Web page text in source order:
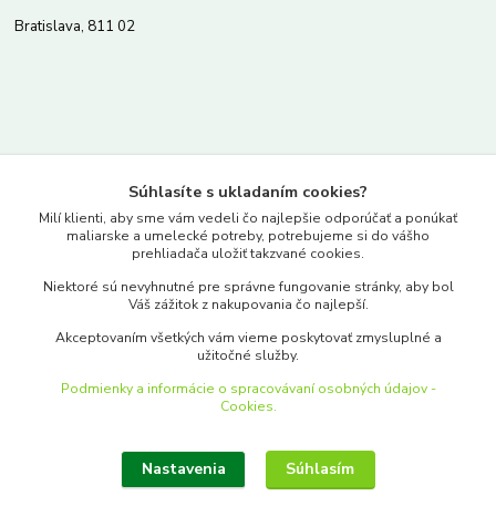
Bratislava, 811 02
www.merkantil.sk
Pondelok-Piatok: 9.00-17.00hod.
objednavky@merkantil-obchod.sk
Upraviť zber cookies.
Súhlasíte s ukladaním cookies?
Milí klienti, aby sme vám vedeli čo najlepšie odporúčať a ponúkať
maliarske a umelecké potreby, potrebujeme si do vášho
prehliadača uložiť takzvané cookies.
Niektoré sú nevyhnutné pre správne fungovanie stránky, aby bol
Váš zážitok z nakupovania čo najlepší.
Akceptovaním všetkých vám vieme poskytovať zmysluplné a
užitočné služby.
Podmienky a informácie o spracovávaní osobných údajov -
Cookies.
Nastavenia Súhlasím